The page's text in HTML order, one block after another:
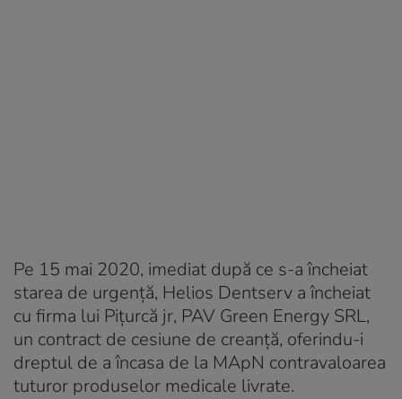
Pe 15 mai 2020, imediat după ce s-a încheiat
starea de urgență, Helios Dentserv a încheiat
cu firma lui Piţurcă jr, PAV Green Energy SRL,
un contract de cesiune de creanță, oferindu-i
dreptul de a încasa de la MApN contravaloarea
tuturor produselor medicale livrate.